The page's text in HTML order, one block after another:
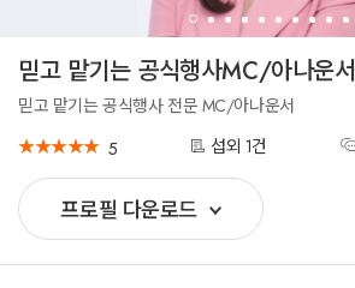
믿고 맡기는 공식행사MC/아나운서
믿고 맡기는 공식행사 전문 MC/아나운서
★★★★★
★★★★★ 5 섭외 1건
프로필 다운로드